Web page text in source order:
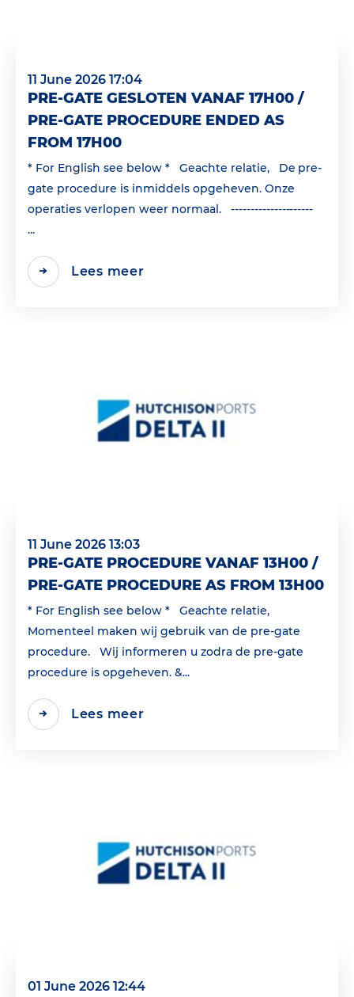
11 June 2026 17:04
PRE-GATE GESLOTEN VANAF 17H00 /
PRE-GATE PROCEDURE ENDED AS
FROM 17H00
* For English see below * Geachte relatie, De pre-
gate procedure is inmiddels opgeheven. Onze
operaties verlopen weer normaal. ---------------------
...
Lees meer
11 June 2026 13:03
PRE-GATE PROCEDURE VANAF 13H00 /
PRE-GATE PROCEDURE AS FROM 13H00
* For English see below * Geachte relatie,
Momenteel maken wij gebruik van de pre-gate
procedure. Wij informeren u zodra de pre-gate
procedure is opgeheven. &...
Lees meer
01 June 2026 12:44